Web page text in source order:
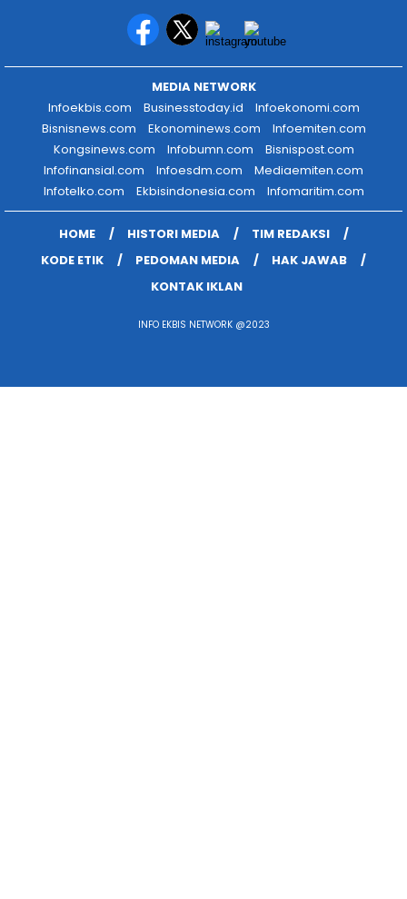
MEDIA NETWORK
Infoekbis.com
Businesstoday.id
Infoekonomi.com
Bisnisnews.com
Ekonominews.com
Infoemiten.com
Kongsinews.com
Infobumn.com
Bisnispost.com
Infofinansial.com
Infoesdm.com
Mediaemiten.com
Infotelko.com
Ekbisindonesia.com Infomaritim.com
HOME HISTORI MEDIA
TIM REDAKSI
KODE ETIK
PEDOMAN MEDIA
HAK JAWAB
KONTAK IKLAN
INFO EKBIS NETWORK @2023